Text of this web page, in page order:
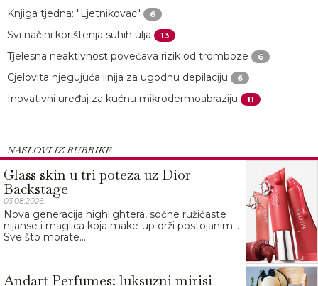
Knjiga tjedna: "Ljetnikovac" 6
Svi načini korištenja suhih ulja 13
Tjelesna neaktivnost povećava rizik od tromboze 6
Cjelovita njegujuća linija za ugodnu depilaciju 6
Inovativni uređaj za kućnu mikrodermoabraziju 11
NASLOVI IZ RUBRIKE
Glass skin u tri poteza uz Dior
Backstage
03.08.2026.
Nova generacija highlightera, sočne ružičaste
nijanse i maglica koja make-up drži postojanim…
Sve što morate...
Andart Perfumes: luksuzni mirisi